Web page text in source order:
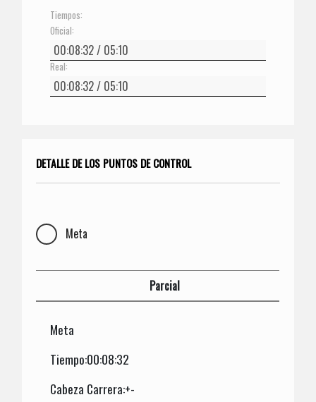
Tiempos:
Oficial:
Real:
DETALLE DE LOS PUNTOS DE CONTROL
Meta
Parcial
Meta
Tiempo:00:08:32
Cabeza Carrera:+-